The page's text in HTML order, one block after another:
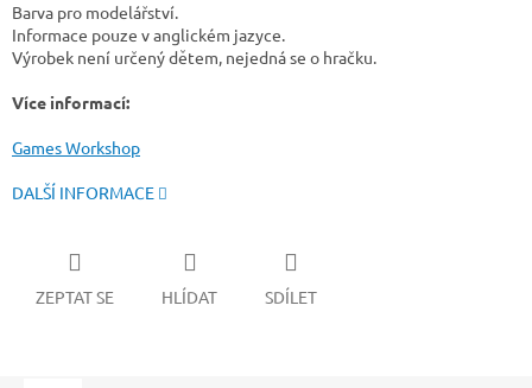
Barva pro modelářství.
Informace pouze v anglickém jazyce.
Výrobek není určený dětem, nejedná se o hračku.
Více informací:
Games Workshop
DALŠÍ INFORMACE
ZEPTAT SE HLÍDAT SDÍLET